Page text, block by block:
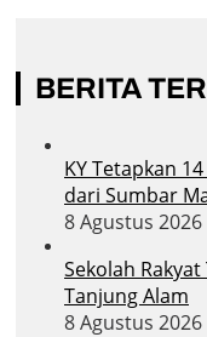
BERITA
KY Tetapkan
dari Sumbar
8 Agustus 2026
Sekolah
Tanjung Alam
8 Agustus 2026